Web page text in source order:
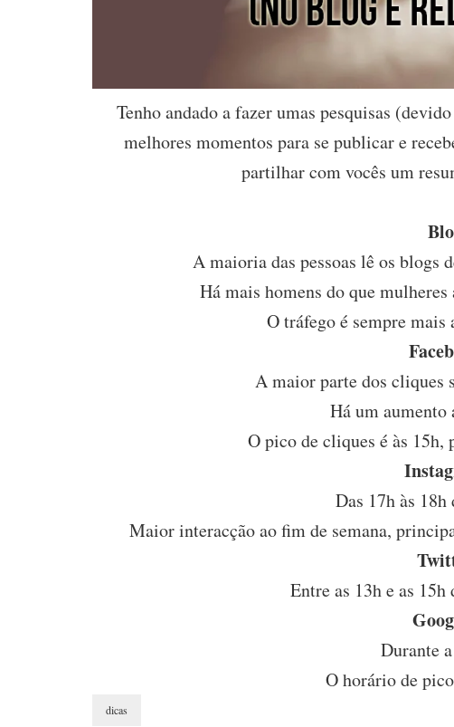
Tenho andado a fazer umas pesquisas
melhores momentos para se publicar e
partilhar com vocês um
A maioria das pessoas lê os blogs
Há mais homens do que
O tráfego é sempre mais
A maior parte dos cliques
Há um aumento
O pico de cliques é às 15h,
Das 17h às
Maior interacção ao fim de semana,
Entre as 13h e as 15h
Durante
O horário de
dicas